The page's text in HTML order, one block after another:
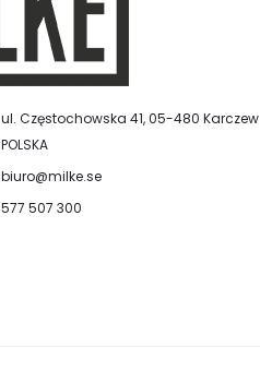
ul. Częstochowska 41, 05-480 Karczew
POLSKA
biuro@milke.se
577 507 300